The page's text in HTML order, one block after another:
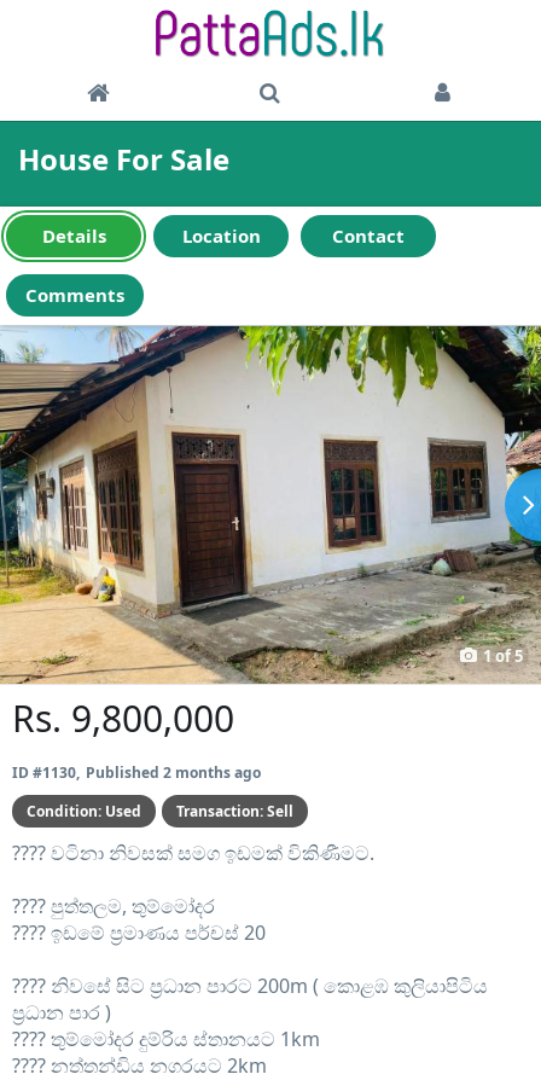
House For Sale
Details Location Contact
Comments
Prev Next
1 of5
Rs. 9,800,000
ID #1130 Published 2 months ago
Condition: Used Transaction:Sell
????️ වටිනා නිවසක් සමග ඉඩමක් විකිණීමට.
????️ පුත්තලම, තුම්මෝදර
????️ ඉඩමේ ප්‍රමාණය පර්චස් 20
????️ නිවසේ සිට ප්‍රධාන පාරට 200m ( කොළඹ කුලියාපිටිය
ප්‍රධාන පාර )
????️ තුම්මෝදර දුම්රිය ස්තානයට 1km
????️ නත්තන්ඩිය නගරයට 2km